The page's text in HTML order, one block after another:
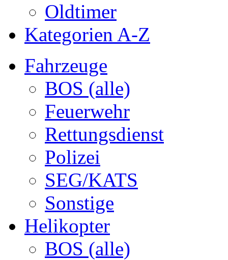
Oldtimer
Kategorien A-Z
Fahrzeuge
BOS (alle)
Feuerwehr
Rettungsdienst
Polizei
SEG/KATS
Sonstige
Helikopter
BOS (alle)